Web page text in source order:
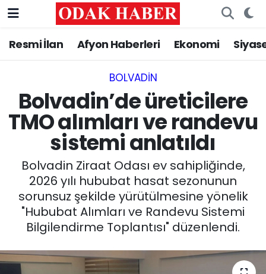
Resmi İlan Afyon Haberleri Ekonomi
BOLVADIN
Bolvadin’de üreticilere
TMO alımları ve randevu
sistemi anlatıldı
Bolvadin Ziraat Odası ev sahipliğinde,
2026 yılı hububat hasat sezonunun
sorunsuz şekilde yürütülmesine yönelik
"Hububat Alımları ve Randevu Sistemi
Bilgilendirme Toplantısı" düzenlendi.
AFYONKARAHİSAR HABERLERİ
ASAYİŞ
GÜNCEL
SİYASET
EĞİTİM
MAGAZİN
SAĞLIK
Nöbetçi Eczaneler
Trafik Durumu
Süper Lig Puan Durumu ve Fikstür
Tüm Manşetler
Son Dakika Haberleri
Haber Arşivi